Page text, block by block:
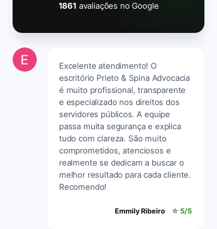
1861 avaliações no Google
Excelente atendimento! O
escritório Prieto & Spina Advocacia
é muito profissional, transparente
e especializado nos direitos dos
servidores públicos. A equipe
passa muita segurança e explica
tudo com clareza. São muito
comprometidos, atenciosos e
realmente se dedicam a buscar o
melhor resultado para cada cliente.
Recomendo!
Emmily Ribeiro ☆ 5/5